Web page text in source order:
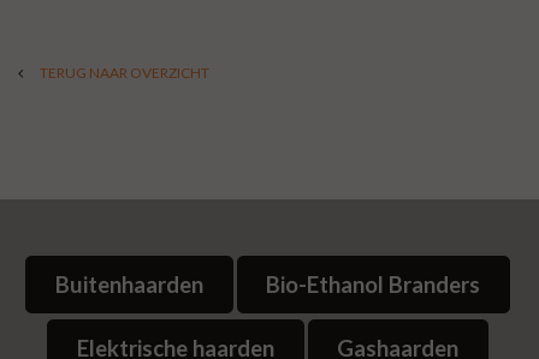
TERUG NAAR OVERZICHT
Buitenhaarden Bio-Ethanol Branders
Elektrische haarden Gashaarden